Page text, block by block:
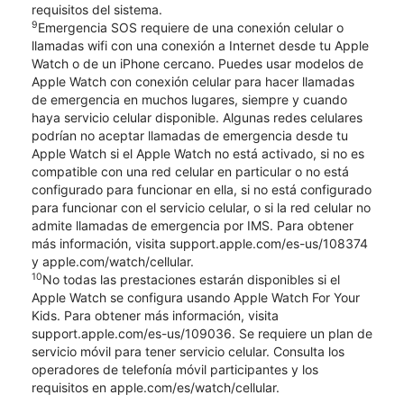
requisitos del sistema.
9Emergencia SOS requiere de una conexión celular o
llamadas wifi con una conexión a Internet desde tu Apple
Watch o de un iPhone cercano. Puedes usar modelos de
Apple Watch con conexión celular para hacer llamadas
de emergencia en muchos lugares, siempre y cuando
haya servicio celular disponible. Algunas redes celulares
podrían no aceptar llamadas de emergencia desde tu
Apple Watch si el Apple Watch no está activado, si no es
compatible con una red celular en particular o no está
configurado para funcionar en ella, si no está configurado
para funcionar con el servicio celular, o si la red celular no
admite llamadas de emergencia por IMS. Para obtener
más información, visita support.apple.com/es-us/108374
y apple.com/watch/cellular.
10No todas las prestaciones estarán disponibles si el
Apple Watch se configura usando Apple Watch For Your
Kids. Para obtener más información, visita
support.apple.com/es-us/109036. Se requiere un plan de
servicio móvil para tener servicio celular. Consulta los
operadores de telefonía móvil participantes y los
requisitos en apple.com/es/watch/cellular.